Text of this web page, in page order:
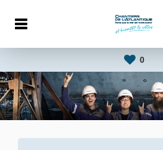
0